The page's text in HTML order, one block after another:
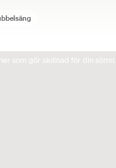
som gör skillnad för din sömn.